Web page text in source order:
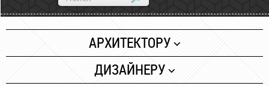
АРХИТЕКТОРУ
Бумага
ДИЗАЙНЕРУ